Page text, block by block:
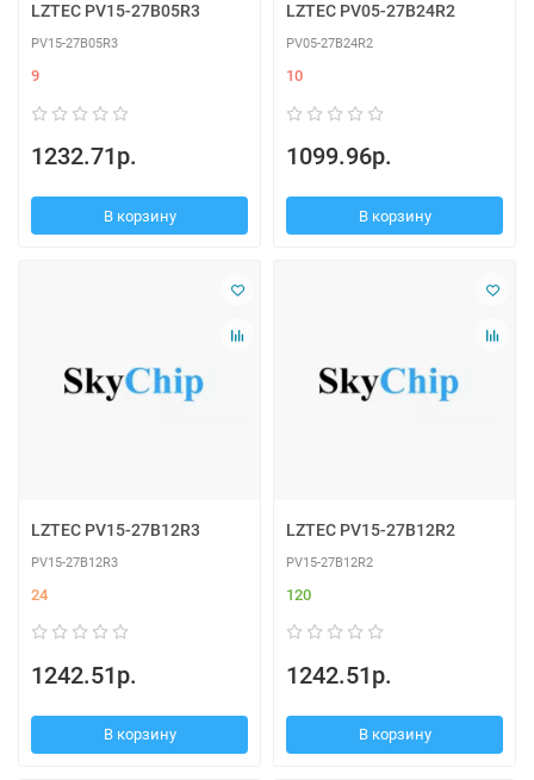
LZTEC PV15-27B05R3
PV15-27B05R3
9
1232.71р.
В корзину
LZTEC PV05-27B24R2
PV05-27B24R2
10
1099.96р.
В корзину
LZTEC PV15-27B12R3
PV15-27B12R3
24
1242.51р.
В корзину
LZTEC PV15-27B12R2
PV15-27B12R2
120
1242.51р.
В корзину